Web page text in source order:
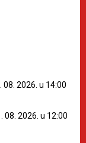
2026. u 14:00
08. 2026. u 12:00